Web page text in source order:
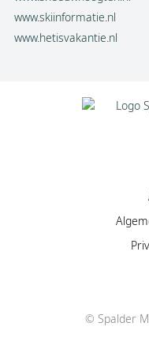
www.skiinformatie.nl
www.hetisvakantie.nl
© Spalder